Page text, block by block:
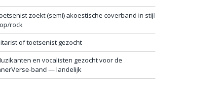
zoekt (semi) akoestische coverband in stijl
rock
of toetsenist gezocht
en vocalisten gezocht voor de
band — landelijk